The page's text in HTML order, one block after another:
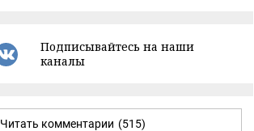
Подписывайтесь на наши
каналы
Читать комментарии (515)